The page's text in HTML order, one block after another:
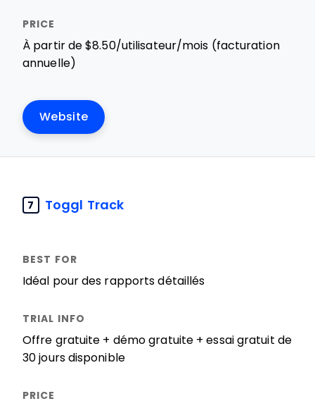
À partir de $8.50/utilisateur/mois (facturation
annuelle)
Website
7 Toggl Track
Idéal pour des rapports détaillés
Offre gratuite + démo gratuite + essai gratuit de
30 jours disponible